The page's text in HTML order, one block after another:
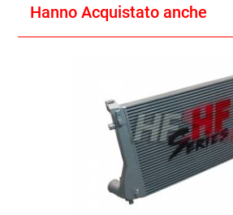
Hanno Acquistato anche